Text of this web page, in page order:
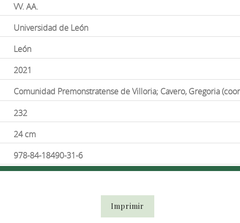
VV. AA.
Universidad de León
León
2021
Comunidad Premonstratense de Villoria; Cavero, Gregoria
232
24 cm
978-84-18490-31-6
Imprimir